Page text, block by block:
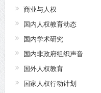
商业与人权
国内人权教育动态
国内学术研究
国内非政府组织声音
国外人权教育
国家人权行动计划